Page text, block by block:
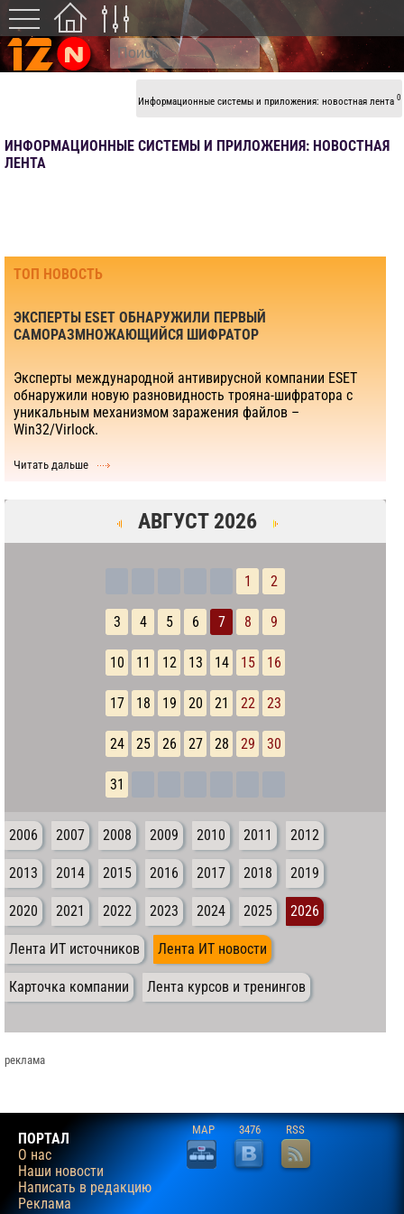
Информационные системы и приложения: новостная лента 0
ИНФОРМАЦИОННЫЕ СИСТЕМЫ И ПРИЛОЖЕНИЯ: НОВОСТНАЯ
ЛЕНТА
ТОП НОВОСТЬ
ЭКСПЕРТЫ ESET ОБНАРУЖИЛИ ПЕРВЫЙ
САМОРАЗМНОЖАЮЩИЙСЯ ШИФРАТОР
Эксперты международной антивирусной компании ESET
обнаружили новую разновидность трояна-шифратора с
уникальным механизмом заражения файлов –
Win32/Virlock.
Читать дальше
АВГУСТ 2026
1 2
3 4 5 6 7 8 9
10 11 12 13 14 15 16
17 18 19 20 21 22 23
24 25 26 27 28 29 30
31
2006 2007 2008 2009 2010 2011 2012
2013 2014 2015 2016 2017 2018 2019
2020 2021 2022 2023 2024 2025 2026
Лента ИТ источников Лента ИТ новости
Карточка компании Лента курсов и тренингов
реклама
ПОРТАЛ
О нас
Наши новости
Написать в редакцию
Реклама
MAP 3476 RSS